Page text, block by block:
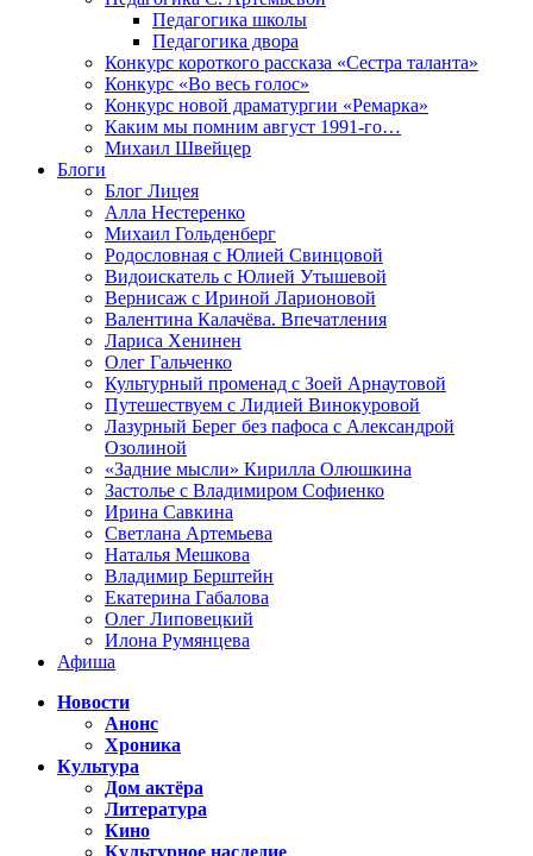
Педагогика школы
Педагогика двора
Конкурс короткого рассказа «Сестра таланта»
Конкурс «Во весь голос»
Конкурс новой драматургии «Ремарка»
Каким мы помним август 1991-го…
Михаил Швейцер
Блоги
Блог Лицея
Алла Нестеренко
Михаил Гольденберг
Родословная с Юлией Свинцовой
Видоискатель с Юлией Утышевой
Вернисаж с Ириной Ларионовой
Валентина Калачёва. Впечатления
Лариса Хенинен
Олег Гальченко
Культурный променад с Зоей Арнаутовой
Путешествуем с Лидией Винокуровой
Лазурный Берег без пафоса с Александрой
Озолиной
«Задние мысли» Кирилла Олюшкина
Застолье с Владимиром Софиенко
Ирина Савкина
Светлана Артемьева
Наталья Мешкова
Владимир Берштейн
Екатерина Габалова
Олег Липовецкий
Илона Румянцева
Афиша
Новости
Анонс
Хроника
Культура
Дом актёра
Литература
Кино